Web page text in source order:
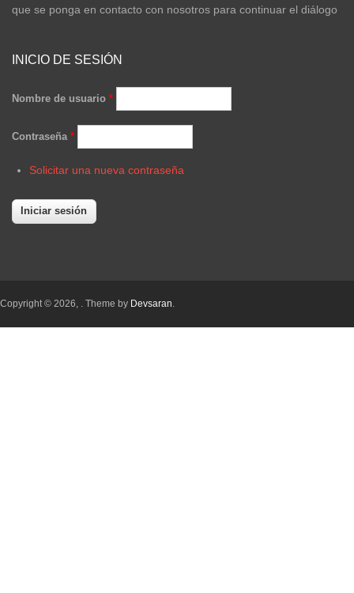
que se ponga en contacto con nosotros para continuar el diálogo
INICIO DE SESIÓN
Nombre de usuario *
Contraseña *
Solicitar una nueva contraseña
Copyright © 2026, . Theme by Devsaran.